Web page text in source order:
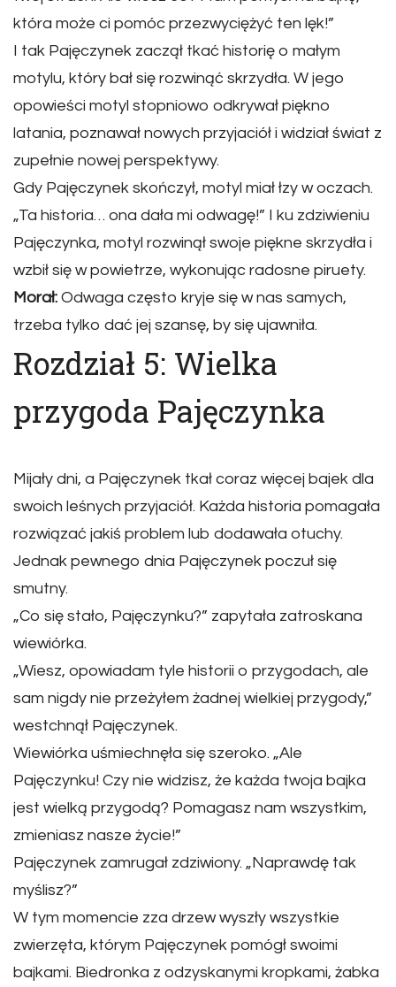
która może ci pomóc przezwyciężyć ten lęk!”
I tak Pajęczynek zaczął tkać historię o małym
motylu, który bał się rozwinąć skrzydła. W jego
opowieści motyl stopniowo odkrywał piękno
latania, poznawał nowych przyjaciół i widział świat z
zupełnie nowej perspektywy.
Gdy Pajęczynek skończył, motyl miał łzy w oczach.
„Ta historia… ona dała mi odwagę!” I ku zdziwieniu
Pajęczynka, motyl rozwinął swoje piękne skrzydła i
wzbił się w powietrze, wykonując radosne piruety.
Morał: Odwaga często kryje się w nas samych,
trzeba tylko dać jej szansę, by się ujawniła.
Rozdział 5: Wielka
przygoda Pajęczynka
Mijały dni, a Pajęczynek tkał coraz więcej bajek dla
swoich leśnych przyjaciół. Każda historia pomagała
rozwiązać jakiś problem lub dodawała otuchy.
Jednak pewnego dnia Pajęczynek poczuł się
smutny.
„Co się stało, Pajęczynku?” zapytała zatroskana
wiewiórka.
„Wiesz, opowiadam tyle historii o przygodach, ale
sam nigdy nie przeżyłem żadnej wielkiej przygody,”
westchnął Pajęczynek.
Wiewiórka uśmiechnęła się szeroko. „Ale
Pajęczynku! Czy nie widzisz, że każda twoja bajka
jest wielką przygodą? Pomagasz nam wszystkim,
zmieniasz nasze życie!”
Pajęczynek zamrugał zdziwiony. „Naprawdę tak
myślisz?”
W tym momencie zza drzew wyszły wszystkie
zwierzęta, którym Pajęczynek pomógł swoimi
bajkami. Biedronka z odzyskanymi kropkami, żabka